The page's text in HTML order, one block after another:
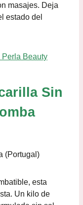
masajes. Deja
estado del
Beauty
Sin
(Portugal)
esta
Un kilo de